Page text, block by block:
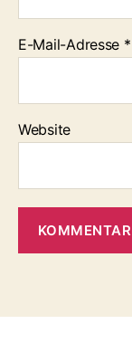
E-Mail-Adresse *
Website